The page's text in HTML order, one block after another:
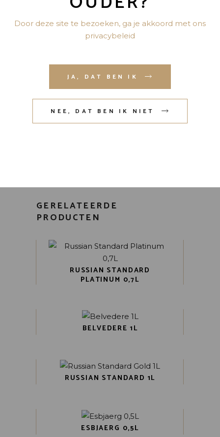
Door deze site te bezoeken, ga je akkoord met ons
privacybeleid
JA, DAT BEN IK
NEE, DAT BEN IK NIET
Mijn naam, e-mail en site opslaan in
deze browser voor de volgende
keer wanneer ik een reactie plaats.
GERELATEERDE
PRODUCTEN
RUSSIAN STANDARD
PLATINUM 0,7L
BELVEDERE 1L
RUSSIAN STANDARD 1L
ESBJAERG 0,5L